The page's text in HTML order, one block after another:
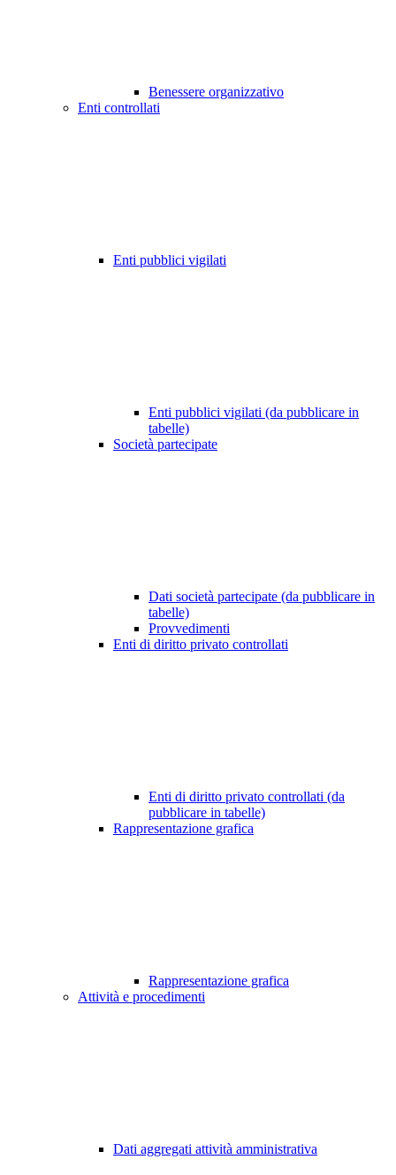
Benessere organizzativo
Enti controllati
Enti pubblici vigilati
Enti pubblici vigilati (da pubblicare in
tabelle)
Società partecipate
Dati società partecipate (da pubblicare in
tabelle)
Provvedimenti
Enti di diritto privato controllati
Enti di diritto privato controllati (da
pubblicare in tabelle)
Rappresentazione grafica
Rappresentazione grafica
Attività e procedimenti
Dati aggregati attività amministrativa